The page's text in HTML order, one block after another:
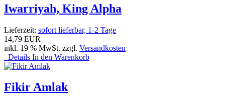
Iwarriyah, King Alpha
Lieferzeit: sofort lieferbar, 1-2 Tage
14,79 EUR
inkl. 19 % MwSt. zzgl. Versandkosten
Details In den Warenkorb
Fikir Amlak